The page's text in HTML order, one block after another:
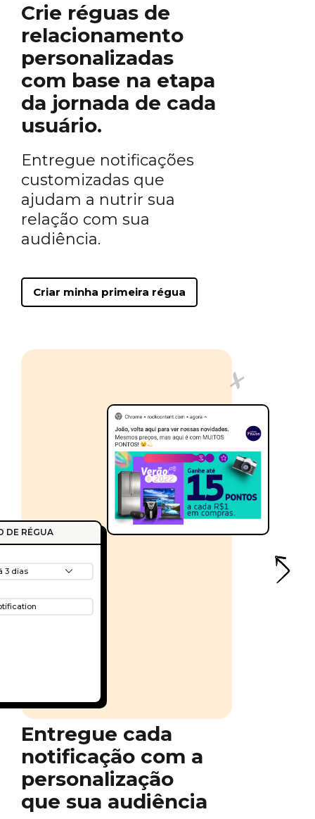
Crie réguas de
relacionamento
personalizadas
com base na etapa
da jornada de cada
usuário.
Entregue notificações
customizadas que
ajudam a nutrir sua
relação com sua
audiência.
Criar minha primeira régua
DE RÉGUA
3 dias
Entregue cada
notificação com a
personalização
que sua audiência